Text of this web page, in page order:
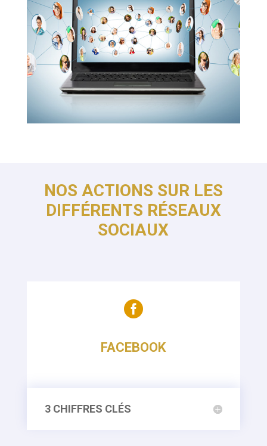
NOS ACTIONS SUR LES
DIFFÉRENTS RÉSEAUX
SOCIAUX

FACEBOOK
3 CHIFFRES CLÉS